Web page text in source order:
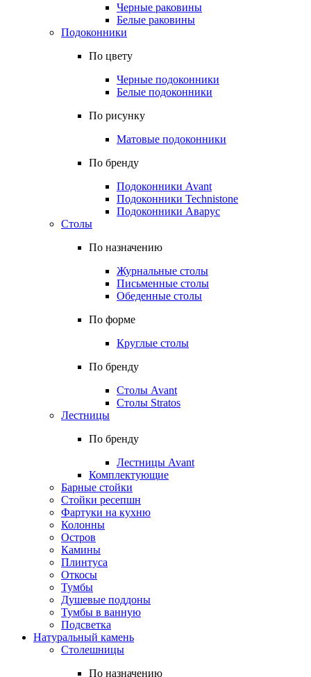
Черные раковины
Белые раковины
Подоконники
По цвету
Черные подоконники
Белые подоконники
По рисунку
Матовые подоконники
По бренду
Подоконники Avant
Подоконники Technistone
Подоконники Аварус
Столы
По назначению
Журнальные столы
Письменные столы
Обеденные столы
По форме
Круглые столы
По бренду
Столы Avant
Столы Stratos
Лестницы
По бренду
Лестницы Avant
Комплектующие
Барные стойки
Стойки ресепшн
Фартуки на кухню
Колонны
Остров
Камины
Плинтуса
Откосы
Тумбы
Душевые поддоны
Тумбы в ванную
Подсветка
Натуральный камень
Столешницы
По назначению